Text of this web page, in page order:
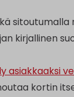
kirjallinen
asiakkaaksi
kortin